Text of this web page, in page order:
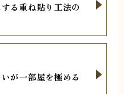
る重ね貼り工法の
が一部屋を極める